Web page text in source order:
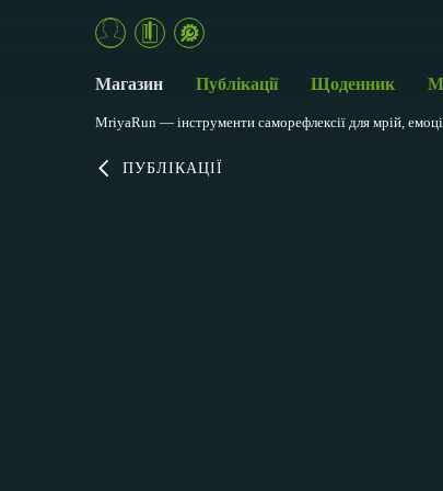
ПУБЛІКАЦІЇ
Магазин Публікації Щоденник
MriyaRun — інструменти саморефлексії для мрій,